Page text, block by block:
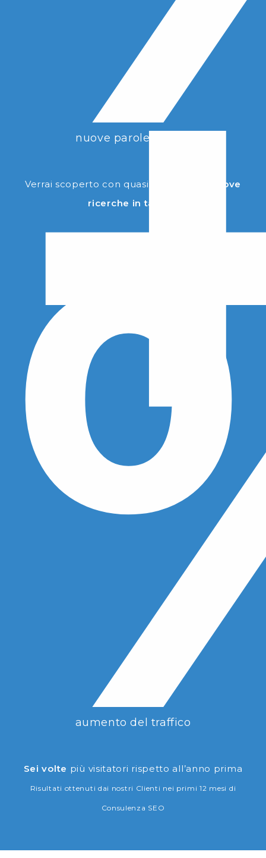
nuove parole chiave
Verrai scoperto con quasi il
doppio di nuove
ricerche in target!
aumento del traffico
Sei volte più visitatori rispetto all’anno prima
Risultati ottenuti dai nostri Clienti nei primi 12 mesi di
Consulenza SEO